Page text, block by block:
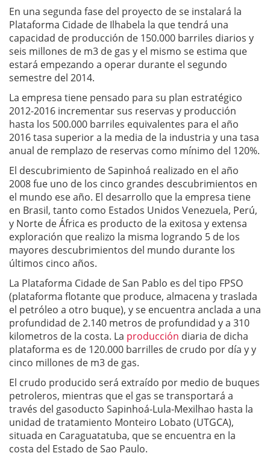
En una segunda fase del proyecto de se instalará la
Plataforma Cidade de Ilhabela la que tendrá una
capacidad de producción de 150.000 barriles diarios y
seis millones de m3 de gas y el mismo se estima que
estará empezando a operar durante el segundo
semestre del 2014.
La empresa tiene pensado para su plan estratégico
2012-2016 incrementar sus reservas y producción
hasta los 500.000 barriles equivalentes para el año
2016 tasa superior a la media de la industria y una tasa
anual de remplazo de reservas como mínimo del 120%.
El descubrimiento de Sapinhoá realizado en el año
2008 fue uno de los cinco grandes descubrimientos en
el mundo ese año. El desarrollo que la empresa tiene
en Brasil, tanto como Estados Unidos Venezuela, Perú,
y Norte de África es producto de la exitosa y extensa
exploración que realizo la misma logrando 5 de los
mayores descubrimientos del mundo durante los
últimos cinco años.
La Plataforma Cidade de San Pablo es del tipo FPSO
(plataforma flotante que produce, almacena y traslada
el petróleo a otro buque), y se encuentra anclada a una
profundidad de 2.140 metros de profundidad y a 310
kilometros de la costa. La producción diaria de dicha
plataforma es de 120.000 barrilles de crudo por día y y
cinco millones de m3 de gas.
El crudo producido será extraído por medio de buques
petroleros, mientras que el gas se transportará a
través del gasoducto Sapinhoá-Lula-Mexilhao hasta la
unidad de tratamiento Monteiro Lobato (UTGCA),
situada en Caraguatatuba, que se encuentra en la
costa del Estado de Sao Paulo.